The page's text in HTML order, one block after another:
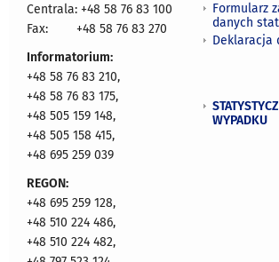
Centrala: +48 58 76 83 100
Fax:
+48 58 76 83 270
Informatorium:
+48 58 76 83 210,
+48 58 76 83 175,
+48 505 159 148,
+48 505 158 415,
+48 695 259 039
REGON:
+48 695 259 128,
+48 510 224 486,
+48 510 224 482,
Formularz
danych
Deklaracja
WYPADKU